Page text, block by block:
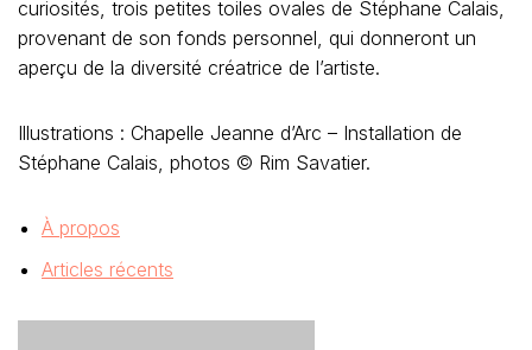
curiosités, trois petites toiles ovales de Stéphane Calais,
provenant de son fonds personnel, qui donneront un
aperçu de la diversité créatrice de l’artiste.
Illustrations : Chapelle Jeanne d’Arc – Installation de
Stéphane Calais, photos © Rim Savatier.
À propos
Articles récents